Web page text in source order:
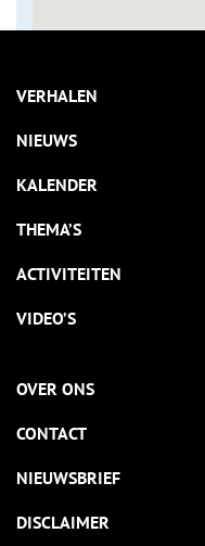
VERHALEN
NIEUWS
KALENDER
THEMA’S
ACTIVITEITEN
VIDEO’S
OVER ONS
CONTACT
NIEUWSBRIEF
DISCLAIMER